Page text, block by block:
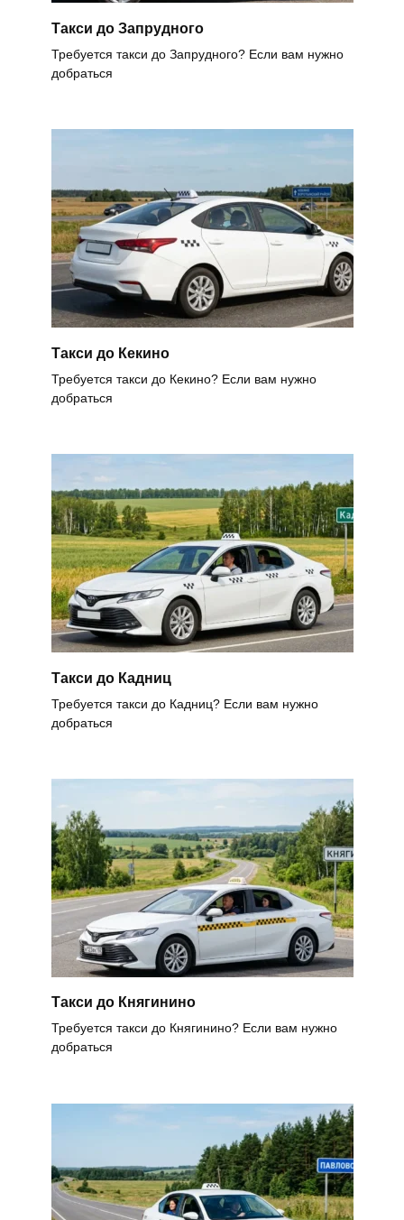
Такси до Запрудного
Требуется такси до Запрудного? Если вам нужно
добраться
Такси до Кекино
Требуется такси до Кекино? Если вам нужно
добраться
Такси до Кадниц
Требуется такси до Кадниц? Если вам нужно
добраться
Такси до Княгинино
Требуется такси до Княгинино? Если вам нужно
добраться